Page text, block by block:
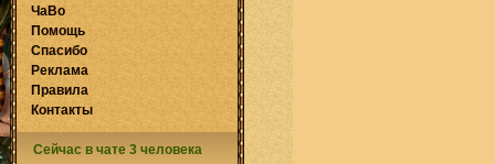
ЧаВо
Помощь
Спасибо
Реклама
Правила
Контакты
Сейчас в чате 3 человека